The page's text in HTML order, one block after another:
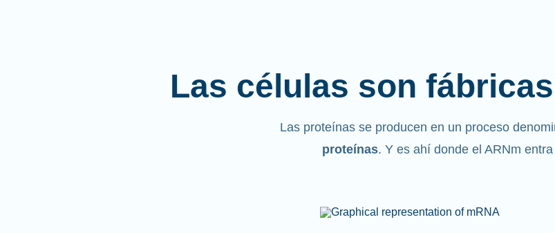
Las células son
Las proteínas se producen en un proceso
proteínas. Y es ahí donde el ARNm